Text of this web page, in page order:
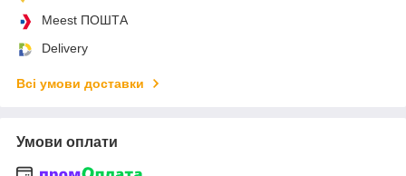
Meest ПОШТА
Delivery
Всі умови доставки
Умови оплати